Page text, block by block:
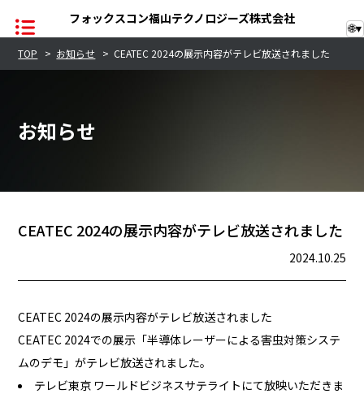
企業情報
サステナビリティ
品質への取り組み
フォックスコン福山テクノロジーズ株式会社
🌐▾
TOP > お知らせ > CEATEC 2024の展示内容がテレビ放送されました
お知らせ
CEATEC 2024の展示内容がテレビ放送されました
2024.10.25
CEATEC 2024の展示内容がテレビ放送されました
CEATEC 2024での展示「半導体レーザーによる害虫対策システ
ムのデモ」がテレビ放送されました。
テレビ東京 ワールドビジネスサテライトにて放映いただきま